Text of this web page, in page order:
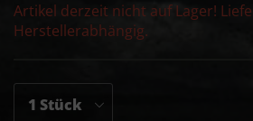
Artikel derzeit nicht auf Lager!
Herstellerabhängig.